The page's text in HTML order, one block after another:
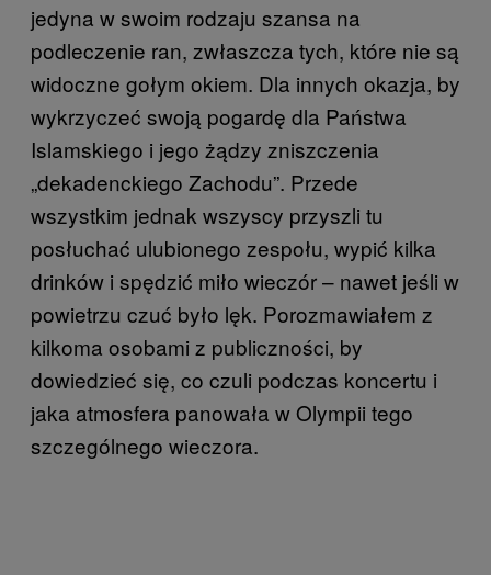
jedyna w swoim rodzaju szansa na
podleczenie ran, zwłaszcza tych, które nie są
widoczne gołym okiem. Dla innych okazja, by
wykrzyczeć swoją pogardę dla Państwa
Islamskiego i jego żądzy zniszczenia
„dekadenckiego Zachodu”. Przede
wszystkim jednak wszyscy przyszli tu
posłuchać ulubionego zespołu, wypić kilka
drinków i spędzić miło wieczór – nawet jeśli w
powietrzu czuć było lęk. Porozmawiałem z
kilkoma osobami z publiczności, by
dowiedzieć się, co czuli podczas koncertu i
jaka atmosfera panowała w Olympii tego
szczególnego wieczora.